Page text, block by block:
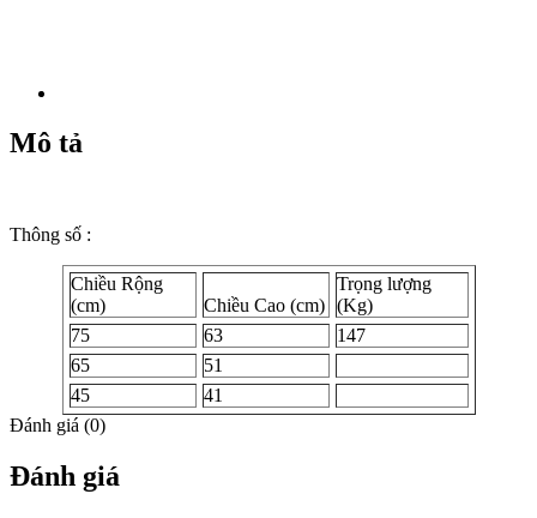
Mô tả
Thông số :
Chiều Rộng
(cm)
Chiều Cao (cm)
Trọng lượng
(Kg)
75
63
147
65
51
45
41
Đánh giá (0)
Đánh giá